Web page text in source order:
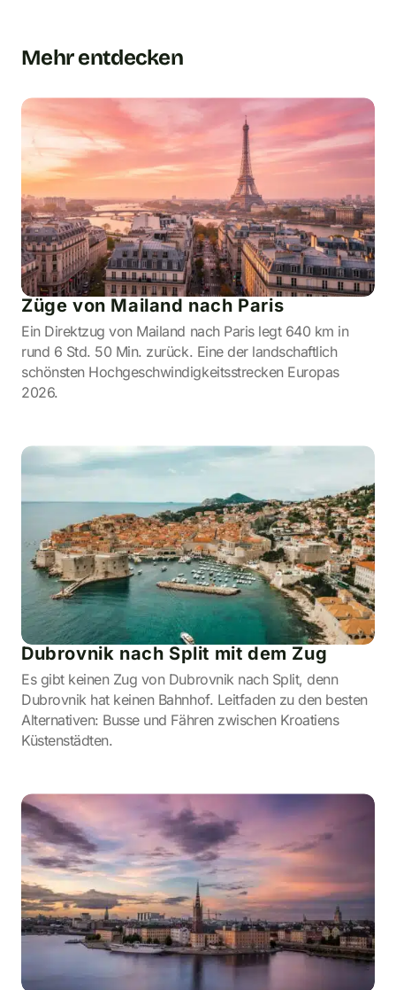
Mehr entdecken
Züge von Mailand nach Paris
Ein Direktzug von Mailand nach Paris legt 640 km in
rund 6 Std. 50 Min. zurück. Eine der landschaftlich
schönsten Hochgeschwindigkeitsstrecken Europas
2026.
Dubrovnik nach Split mit dem Zug
Es gibt keinen Zug von Dubrovnik nach Split, denn
Dubrovnik hat keinen Bahnhof. Leitfaden zu den besten
Alternativen: Busse und Fähren zwischen Kroatiens
Küstenstädten.